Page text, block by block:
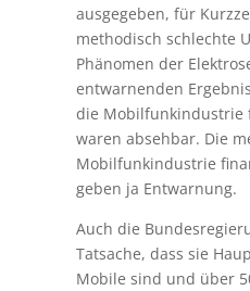
ausgegeben, für
methodisch schlechte
Phänomen der
entwarnenden
die Mobilfunkindustrie
waren absehbar. Die
Mobilfunkindustrie
geben ja Entwarnung.
Auch die
Tatsache, dass sie
Mobile sind und über